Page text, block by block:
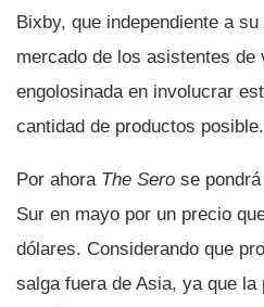
Bixby, que independiente a
mercado de los asistentes
engolosinada en involucrar
cantidad de productos posible.
Por ahora The Sero se
Sur en mayo por un precio
dólares. Considerando que
salga fuera de Asia, ya que la